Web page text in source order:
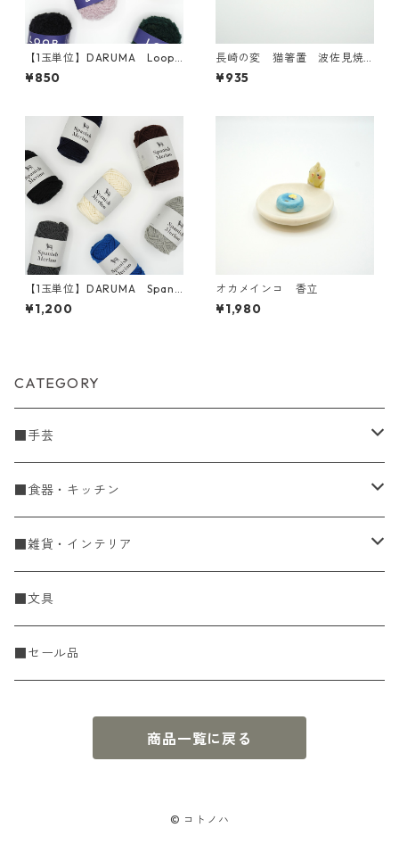
【1玉単位】DARUMA Loop
(ループ)
¥850
長崎の変 猫箸置 波佐見焼
【日本製】
¥935
【1玉単位】DARUMA Spani
sh Merino(スパニッシュメリ
ノ)
¥1,200
オカメインコ 香立
¥1,980
CATEGORY
■手芸
手編糸
Spring & Summer
Fall & Winter
刺し子・こぎん
刺し子糸
刺し子ふきん・刺し子布
KIT
ニットツール
■食器・キッチン
食器
豆皿・小皿
中皿
調理道具
かや織ふきん
■雑貨・インテリア
収納雑貨
小物・置物・民芸品
■文具
■セール品
商品一覧に戻る
© コトノハ